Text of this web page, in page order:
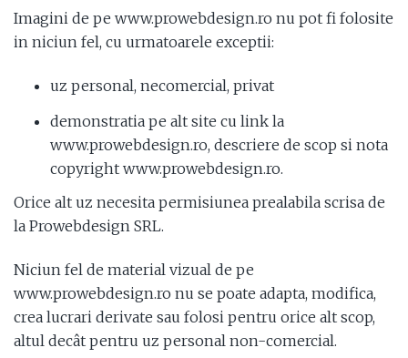
Imagini de pe www.prowebdesign.ro nu pot fi folosite
in niciun fel, cu urmatoarele exceptii:
uz personal, necomercial, privat
demonstratia pe alt site cu link la
www.prowebdesign.ro, descriere de scop si nota
copyright www.prowebdesign.ro.
Orice alt uz necesita permisiunea prealabila scrisa de
la Prowebdesign SRL.
Niciun fel de material vizual de pe
www.prowebdesign.ro nu se poate adapta, modifica,
crea lucrari derivate sau folosi pentru orice alt scop,
altul decât pentru uz personal non-comercial.